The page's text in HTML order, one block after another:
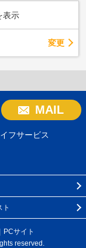
表示
変更
MAIL
フサービス
ト
PCサイト
reserved.